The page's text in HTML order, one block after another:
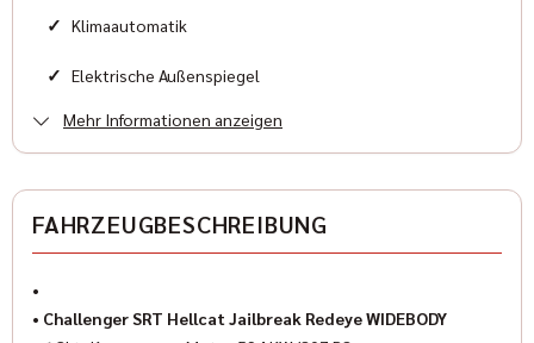
AUSSTATTUNG
Anzahl der Türen
Anzahl Sitzplätze
4
Innenfarbe
✓ Klimaautomatik
✓ Elektrische Außenspiegel
✓ Elektrische Fensterheber
✓ Freisprecheinrichtung
✓ Isofix
Mehr Informationen anzeigen
FAHRZEUGBESCHREIBUNG
•
• Challenger SRT Hellcat Jailbreak Redeye WIDEBODY